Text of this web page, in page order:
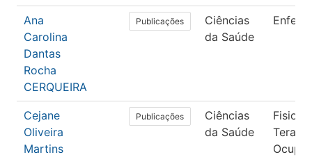
Ana
Carolina
Dantas
Rocha
CERQUEIRA
Publicações
Ciências
da Saúde
Cejane
Oliveira
Martins
Publicações
Ciências
da Saúde
Terapia